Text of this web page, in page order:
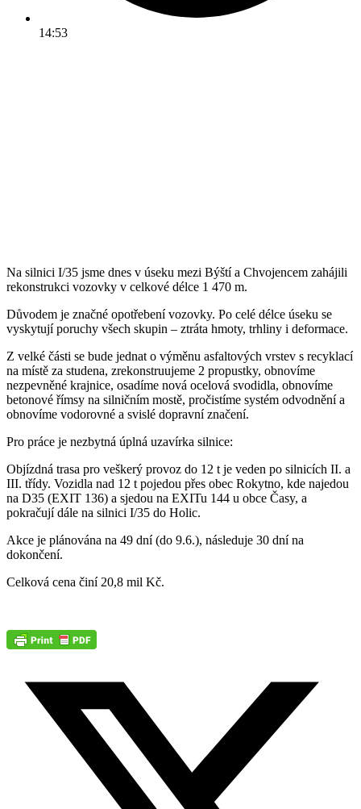
14:53
Na silnici I/35 jsme dnes v úseku mezi Býští a Chvojencem zahájili
rekonstrukci vozovky v celkové délce 1 470 m.
Důvodem je značné opotřebení vozovky. Po celé délce úseku se
vyskytují poruchy všech skupin – ztráta hmoty, trhliny i deformace.
Z velké části se bude jednat o výměnu asfaltových vrstev s recyklací
na místě za studena, zrekonstruujeme 2 propustky, obnovíme
nezpevněné krajnice, osadíme nová ocelová svodidla, obnovíme
betonové římsy na silničním mostě, pročistíme systém odvodnění a
obnovíme vodorovné a svislé dopravní značení.
Pro práce je nezbytná úplná uzavírka silnice:
Objízdná trasa pro veškerý provoz do 12 t je veden po silnicích II. a
III. třídy. Vozidla nad 12 t pojedou přes obec Rokytno, kde najedou
na D35 (EXIT 136) a sjedou na EXITu 144 u obce Časy, a
pokračují dále na silnici I/35 do Holic.
Akce je plánována na 49 dní (do 9.6.), následuje 30 dní na
dokončení.
Celková cena činí 20,8 mil Kč.